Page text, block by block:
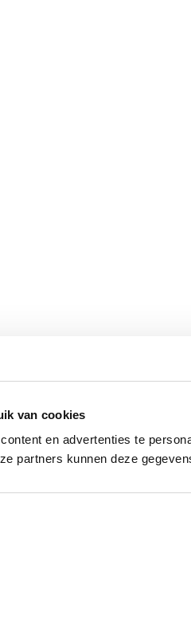
van cookies
en advertenties te
partners kunnen deze